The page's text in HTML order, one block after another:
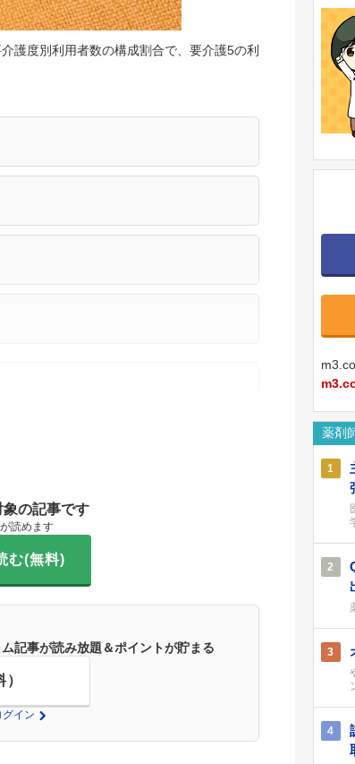
護度別利用者数の構成割合で、要介護5の利
象の記事です
読めます
む(無料)
記事が読み放題＆ポイントが貯まる
イン
薬剤
1
2
3
4